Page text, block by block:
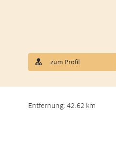
zum Profil
Entfernung: 42.62 km